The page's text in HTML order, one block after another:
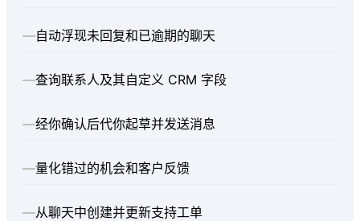
—自动浮现未回复和已逾期的聊天
—查询联系人及其自定义 CRM 字段
—经你确认后代你起草并发送消息
—量化错过的机会和客户反馈
—从聊天中创建并更新支持工单